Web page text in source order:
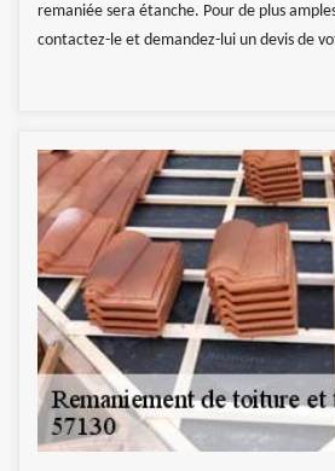
remaniée sera étanche. Pour de plus
contactez-le et demandez-lui un devis de